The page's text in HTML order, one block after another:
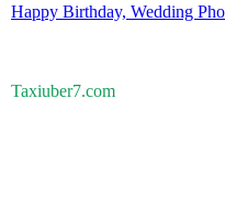
Happy Birthday, Wedding
Taxiuber7.com